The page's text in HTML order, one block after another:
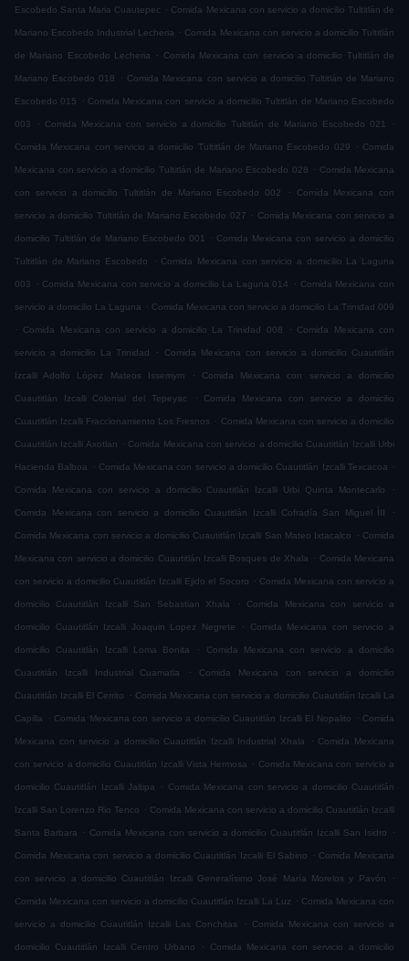
Escobedo Santa Maria Cuautepec . Comida Mexicana con servicio a domicilio Tultitlán de
Mariano Escobedo Industrial Lecheria . Comida Mexicana con servicio a domicilio Tultitlán
de Mariano Escobedo Lecheria . Comida Mexicana con servicio a domicilio Tultitlán de
Mariano Escobedo 018 . Comida Mexicana con servicio a domicilio Tultitlán de Mariano
Escobedo 015 . Comida Mexicana con servicio a domicilio Tultitlán de Mariano Escobedo
003 . Comida Mexicana con servicio a domicilio Tultitlán de Mariano Escobedo 021 .
Comida Mexicana con servicio a domicilio Tultitlán de Mariano Escobedo 029 . Comida
Mexicana con servicio a domicilio Tultitlán de Mariano Escobedo 028 . Comida Mexicana
con servicio a domicilio Tultitlán de Mariano Escobedo 002 . Comida Mexicana con
servicio a domicilio Tultitlán de Mariano Escobedo 027 . Comida Mexicana con servicio a
domicilio Tultitlán de Mariano Escobedo 001 . Comida Mexicana con servicio a domicilio
Tultitlán de Mariano Escobedo . Comida Mexicana con servicio a domicilio La Laguna
003 . Comida Mexicana con servicio a domicilio La Laguna 014 . Comida Mexicana con
servicio a domicilio La Laguna . Comida Mexicana con servicio a domicilio La Trinidad 009
.
Comida Mexicana con servicio a domicilio La Trinidad 008 . Comida Mexicana con
servicio a domicilio La Trinidad . Comida Mexicana con servicio a domicilio Cuautitlán
Izcalli Adolfo López Mateos Issemym . Comida Mexicana con servicio a domicilio
Cuautitlán Izcalli Colonial del Tepeyac . Comida Mexicana con servicio a domicilio
Cuautitlán Izcalli Fraccionamiento Los Fresnos . Comida Mexicana con servicio a domicilio
Cuautitlán Izcalli Axotlan . Comida Mexicana con servicio a domicilio Cuautitlán Izcalli Urbi
Hacienda Balboa . Comida Mexicana con servicio a domicilio Cuautitlán Izcalli Texcacoa .
Comida Mexicana con servicio a domicilio Cuautitlán Izcalli Urbi Quinta Montecarlo .
Comida Mexicana con servicio a domicilio Cuautitlán Izcalli Cofradía San Miguel ÌII .
Comida Mexicana con servicio a domicilio Cuautitlán Izcalli San Mateo Ixtacalco . Comida
Mexicana con servicio a domicilio Cuautitlán Izcalli Bosques de Xhala . Comida Mexicana
con servicio a domicilio Cuautitlán Izcalli Ejido el Socoro . Comida Mexicana con servicio a
domicilio Cuautitlán Izcalli San Sebastian Xhala . Comida Mexicana con servicio a
domicilio Cuautitlán Izcalli Joaquin Lopez Negrete . Comida Mexicana con servicio a
domicilio Cuautitlán Izcalli Loma Bonita . Comida Mexicana con servicio a domicilio
Cuautitlán Izcalli Industrial Cuamatla . Comida Mexicana con servicio a domicilio
Cuautitlán Izcalli El Cerrito . Comida Mexicana con servicio a domicilio Cuautitlán Izcalli La
Capilla . Comida Mexicana con servicio a domicilio Cuautitlán Izcalli El Nopalito . Comida
Mexicana con servicio a domicilio Cuautitlán Izcalli Industrial Xhala . Comida Mexicana
con servicio a domicilio Cuautitlán Izcalli Vista Hermosa . Comida Mexicana con servicio a
domicilio Cuautitlán Izcalli Jaltipa . Comida Mexicana con servicio a domicilio Cuautitlán
Izcalli San Lorenzo Rio Tenco . Comida Mexicana con servicio a domicilio Cuautitlán Izcalli
Santa Barbara . Comida Mexicana con servicio a domicilio Cuautitlán Izcalli San Isidro .
Comida Mexicana con servicio a domicilio Cuautitlán Izcalli El Sabino . Comida Mexicana
con servicio a domicilio Cuautitlán Izcalli Generalísimo José María Morelos y Pavón .
Comida Mexicana con servicio a domicilio Cuautitlán Izcalli La Luz . Comida Mexicana con
servicio a domicilio Cuautitlán Izcalli Las Conchitas . Comida Mexicana con servicio a
domicilio Cuautitlán Izcalli Centro Urbano . Comida Mexicana con servicio a domicilio